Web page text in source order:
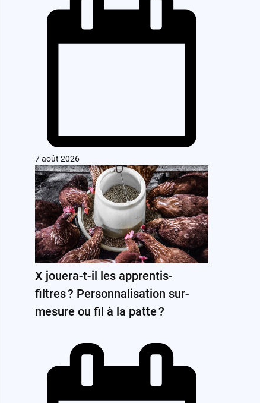
7 août 2026
X jouera-t-il les apprentis-
filtres ? Personnalisation sur-
mesure ou fil à la patte ?